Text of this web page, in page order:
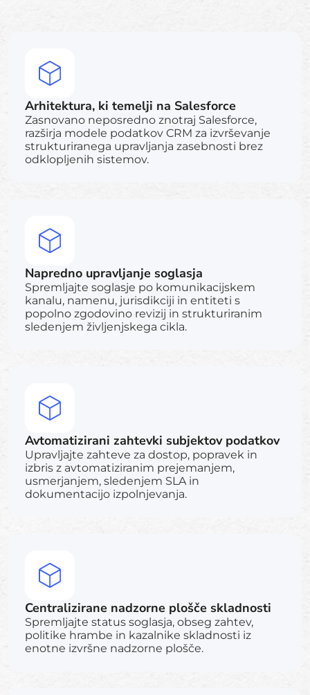
Arhitektura, ki temelji na Salesforce
Zasnovano neposredno znotraj Salesforce,
razširja modele podatkov CRM za izvrševanje
strukturiranega upravljanja zasebnosti brez
odklopljenih sistemov.
Napredno upravljanje soglasja
Spremljajte soglasje po komunikacijskem
kanalu, namenu, jurisdikciji in entiteti s
popolno zgodovino revizij in strukturiranim
sledenjem življenjskega cikla.
Avtomatizirani zahtevki subjektov podatkov
Upravljajte zahteve za dostop, popravek in
izbris z avtomatiziranim prejemanjem,
usmerjanjem, sledenjem SLA in
dokumentacijo izpolnjevanja.
Centralizirane nadzorne plošče skladnosti
Spremljajte status soglasja, obseg zahtev,
politike hrambe in kazalnike skladnosti iz
enotne izvršne nadzorne plošče.